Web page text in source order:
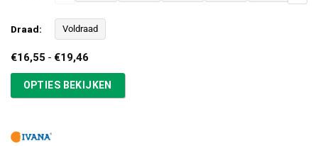
Draad: Voldraad
€16,55 - €19,46Prijsklasse:
tot
€19,46
OPTIES BEKIJKEN